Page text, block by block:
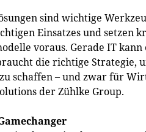
sind wichtige
Einsatzes und setzen
voraus. Gerade IT
die richtige Strategie,
schaffen – und zwar für
der Zühlke Group.